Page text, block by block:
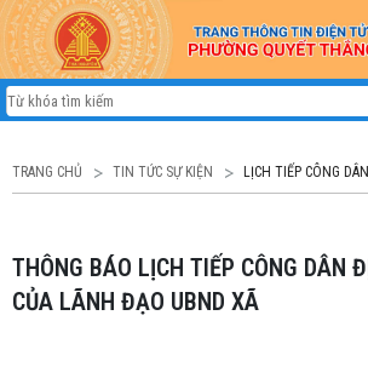
TRANG CHỦ TIN TỨC SỰ KIỆN LỊCH TIẾP CÔNG DÂN
THÔNG BÁO LỊCH TIẾP CÔNG DÂN ĐỊNH KỲ THÁNG 9
CỦA LÃNH ĐẠO UBND XÃ